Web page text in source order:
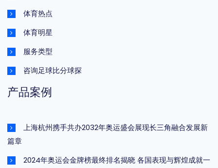
体育热点
体育明星
服务类型
咨询足球比分球探
产品案例
上海杭州携手共办2032年奥运盛会展现长三角融合发展新
篇章
2024年奥运会金牌榜最终排名揭晓 各国表现与辉煌成就一